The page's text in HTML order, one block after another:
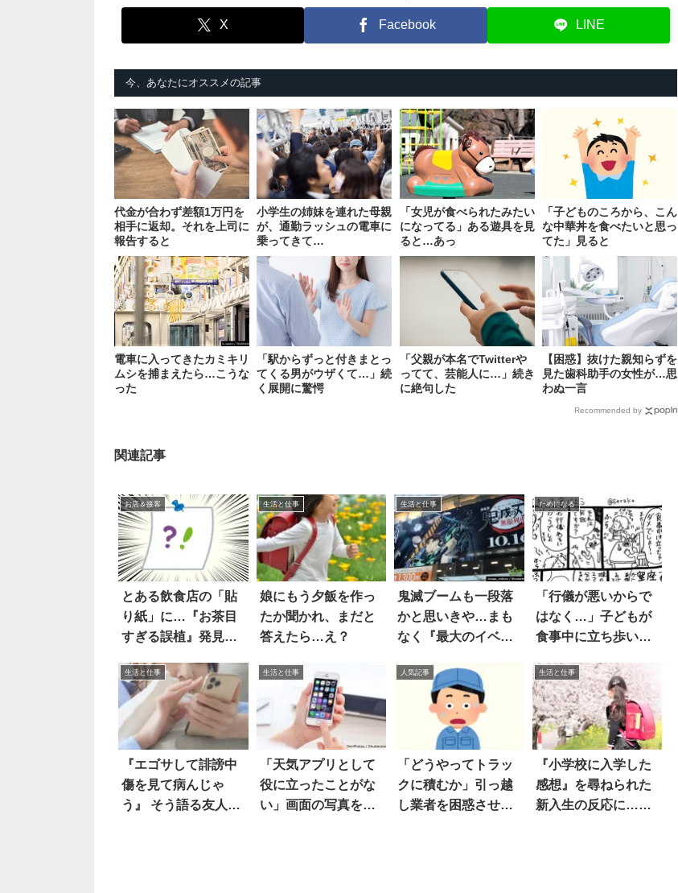
X Facebook LINE
今、あなたにオススメの記事
代金が合わず差額1万円を
相手に返却。それを上司に
報告すると
小学生の姉妹を連れた母親
が、通勤ラッシュの電車に
乗ってきて…
「女児が食べられたみたい
になってる」ある遊具を見
ると…あっ
「子どものころから、こん
な中華丼を食べたいと思っ
てた」見ると
電車に入ってきたカミキリ
ムシを捕まえたら…こうな
った
「駅からずっと付きまとっ
てくる男がウザくて…」続
く展開に驚愕
「父親が本名でTwitterや
ってて、芸能人に…」続き
に絶句した
【困惑】抜けた親知らずを
見た歯科助手の女性が…思
わぬ一言
Recommended by
関連記事
お店＆接客
とある飲食店の「貼
り紙」に…『お茶目
すぎる誤植』発見し
生活と仕事
娘にもう夕飯を作っ
たか聞かれ、まだと
答えたら…え？
生活と仕事
鬼滅ブームも一段落
かと思いきや…まも
なく『最大のイベン
ためになる
「行儀が悪いからで
はなく…」子どもが
食事中に立ち歩いて
由
生活と仕事
『エゴサして誹謗中
傷を見て病んじゃ
う』 そう語る友人に
生活と仕事
「天気アプリとして
役に立ったことがな
い」画面の写真を見
人気記事
「どうやってトラッ
クに積むか」引っ越
し業者を困惑させた
生活と仕事
『小学校に入学した
感想』を尋ねられた
新入生の反応に…キ